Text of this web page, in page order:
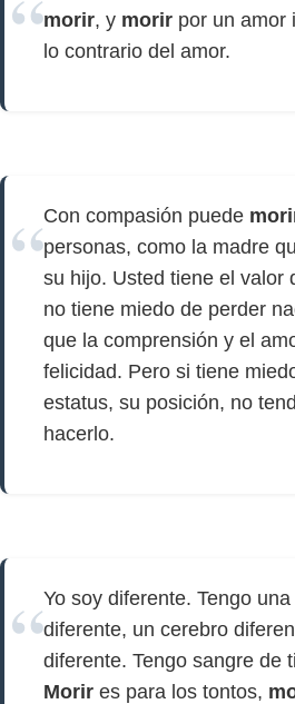
morir, y morir por un amor
lo contrario del amor.
Con compasión puede
personas, como la madre
su hijo. Usted tiene el valor
no tiene miedo de perder
que la comprensión y el
felicidad. Pero si tiene
estatus, su posición, no
hacerlo.
Yo soy diferente. Tengo
diferente, un cerebro
diferente. Tengo sangre de
Morir es para los tontos,